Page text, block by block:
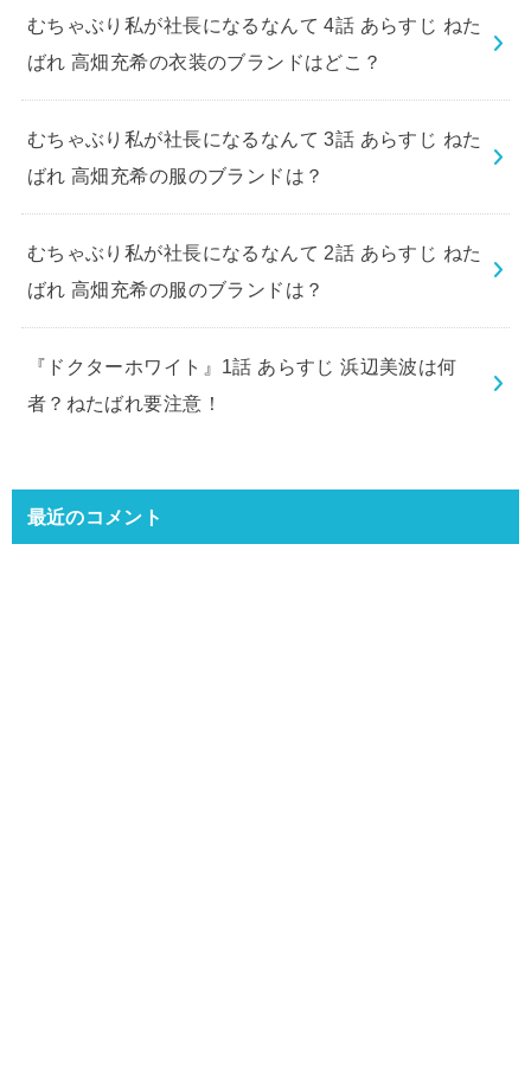
むちゃぶり私が社長になるなんて 4話 あらすじ ねた
ばれ 高畑充希の衣装のブランドはどこ？
むちゃぶり私が社長になるなんて 3話 あらすじ ねた
ばれ 高畑充希の服のブランドは？
むちゃぶり私が社長になるなんて 2話 あらすじ ねた
ばれ 高畑充希の服のブランドは？
『ドクターホワイト』1話 あらすじ 浜辺美波は何
者？ねたばれ要注意！
最近のコメント